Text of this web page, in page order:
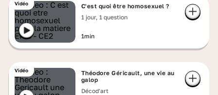
Vidéo
C'est quoi être homosexuel ?
1 jour, 1 question
1min
Vidéo
Théodore Géricault, une vie au
galop
Décod'art